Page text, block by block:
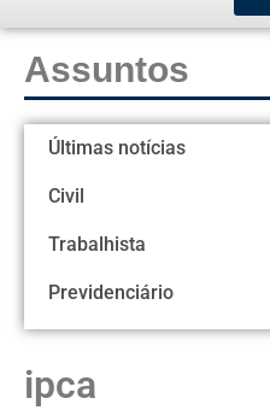
Assuntos
Últimas notícias
Civil
Trabalhista
Previdenciário
ipca